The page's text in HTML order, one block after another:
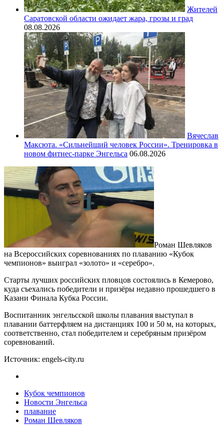
Жителей
Саратовской области ожидает жара, грозы и град
08.08.2026
Вячеслав
Максюта. «Сильнейший человек России». Тренировка в
новом фитнес-парке Энгельса 06.08.2026
Роман Шевляков
на Всероссийских соревнованиях по плаванию «Кубок
чемпионов» выиграл «золото» и «серебро».
Старты лучших российских пловцов состоялись в Кемерово,
куда съехались победители и призёры недавно прошедшего в
Казани Финала Кубка России.
Воспитанник энгельсской школы плавания выступал в
плавании баттерфляем на дистанциях 100 и 50 м, на которых,
соответственно, стал победителем и серебряным призёром
соревнований.
Источник: engels-city.ru
Кубок чемпионов
Новости Энгельса
плавание
Роман Шевляков